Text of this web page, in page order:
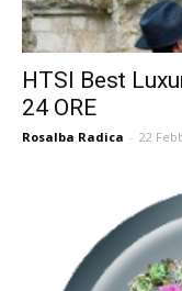
HTSI Best
24 ORE
Rosalba Radica - 22